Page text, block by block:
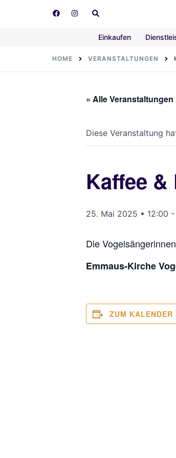
Search
Einkaufen
HOME VERANSTALTUNGEN
« Alle Veranstaltungen
Diese Veranstaltung
Kaffee
25. Mai 2025 • 12:00 -
Die
Emmaus-Kirche
ZUM KALENDER